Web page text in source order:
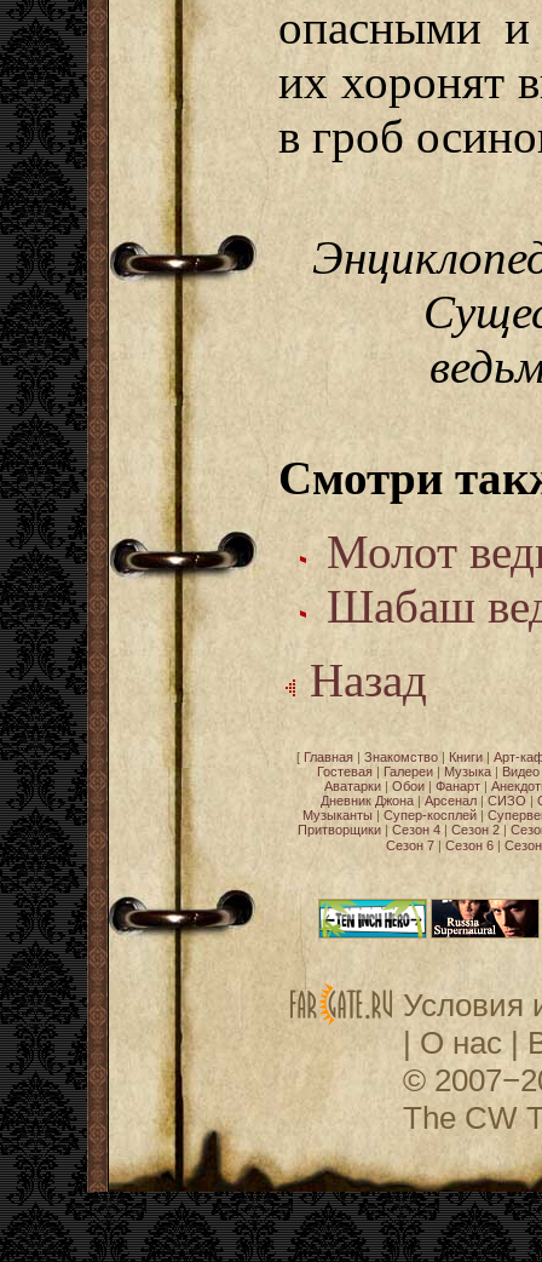
опасными и
их хоронят
в гроб
Смотри
Молот
Шабаш
Назад
[ Главная| Знакомство| Книги| Арт-
Гостевая | Галереи | Музыка | Видео
Аватарки | Обои | Фанарт |
Дневник Джона| Арсенал| СИЗО |
Музыканты | Супер-косплей |
Притворщики | Сезон 4 | Сезон 2 |
Сезон 7| Сезон 6|
Условия
| О нас|
©
The CW